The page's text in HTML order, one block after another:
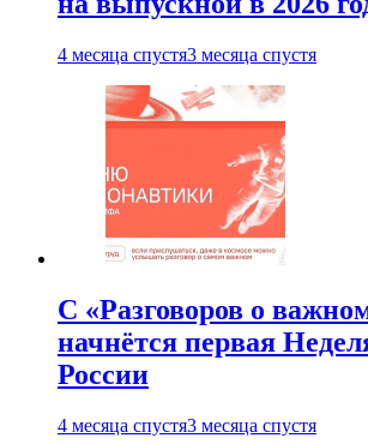
4 месяца спустя3 месяца спустя
С «Разговоров о
начнётся первая
России
4 месяца спустя3 месяца спустя